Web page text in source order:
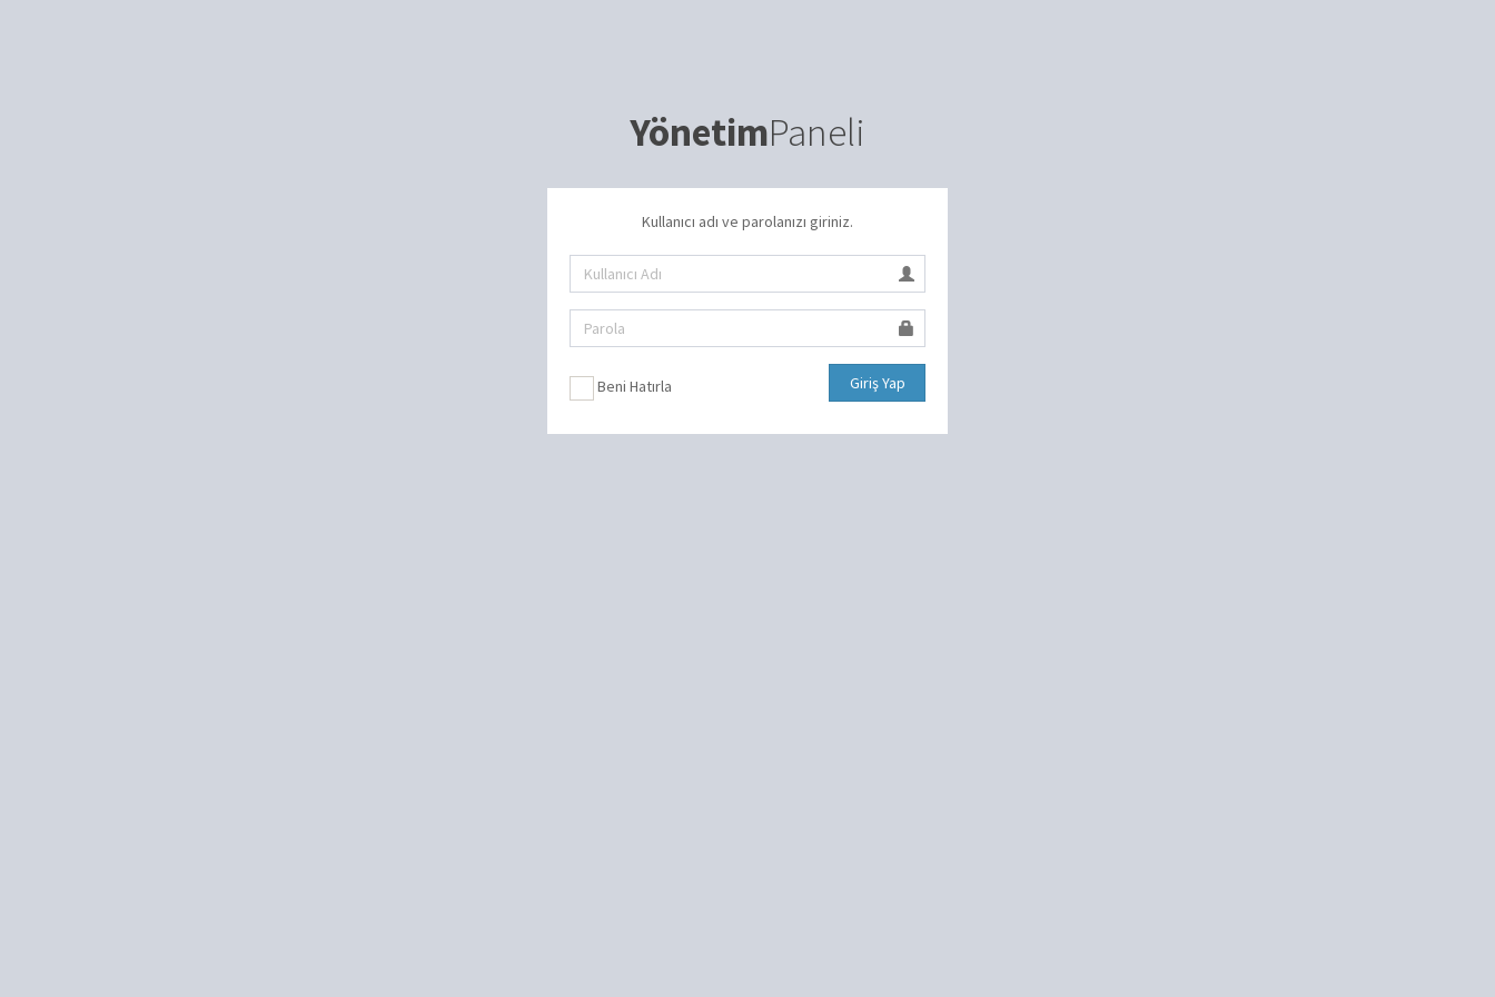
YönetimPaneli
Kullanıcı adı ve parolanızı giriniz.
Beni Hatırla Giriş Yap